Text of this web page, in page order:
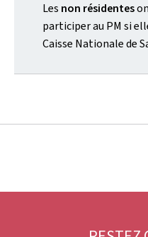
Les non résidentes
participer au PM si
Caisse Nationale de